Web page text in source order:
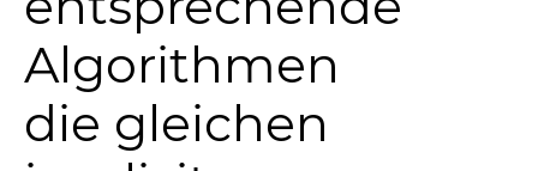
Algorithmen
die gleichen